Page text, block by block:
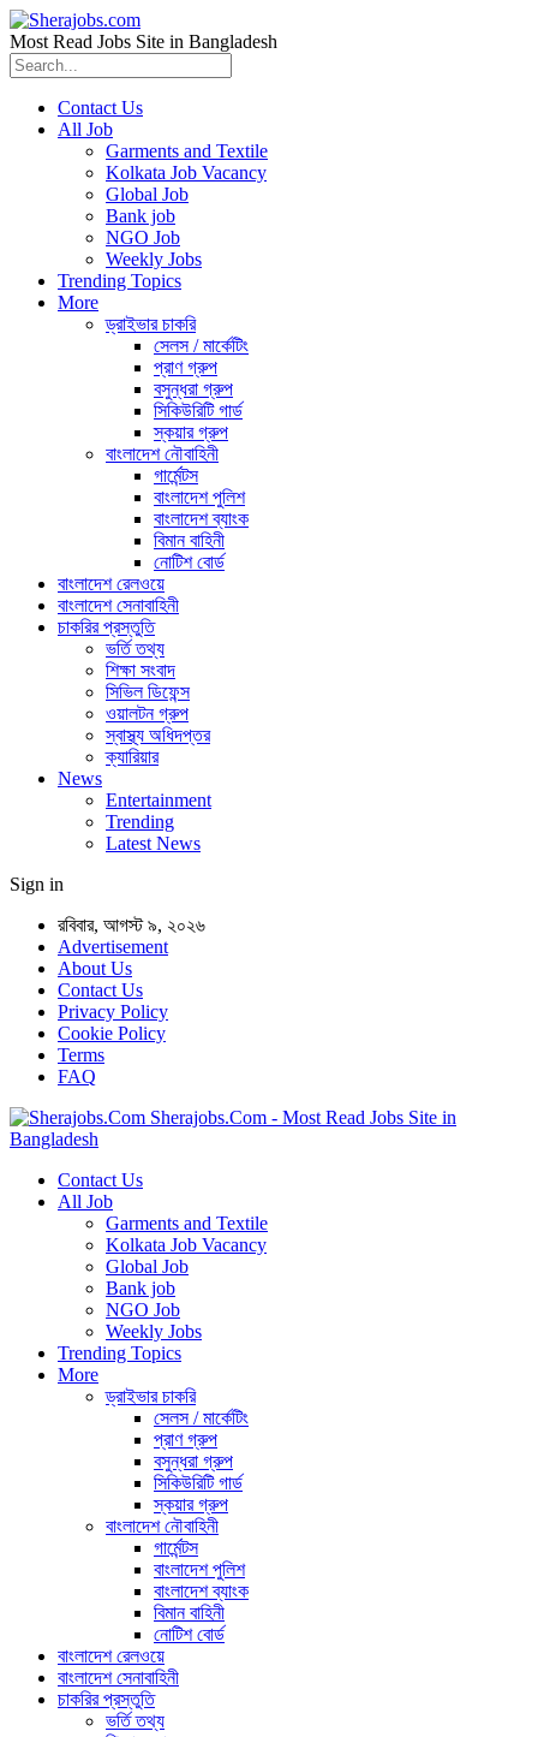
Most Read Jobs Site in Bangladesh
Contact Us
All Job
Garments and Textile
Kolkata Job Vacancy
Global Job
Bank job
NGO Job
Weekly Jobs
Trending Topics
More
ড্রাইভার চাকরি
সেলস / মার্কেটিং
প্রাণ গ্রুপ
বসুন্ধরা গ্রুপ
সিকিউরিটি গার্ড
স্কয়ার গ্রুপ
বাংলাদেশ নৌবাহিনী
গার্মেন্টস
বাংলাদেশ পুলিশ
বাংলাদেশ ব্যাংক
বিমান বাহিনী
নোটিশ বোর্ড
বাংলাদেশ রেলওয়ে
বাংলাদেশ সেনাবাহিনী
চাকরির প্রস্তুতি
ভর্তি তথ্য
শিক্ষা সংবাদ
সিভিল ডিফেন্স
ওয়ালটন গ্রুপ
স্বাস্থ্য অধিদপ্তর
ক্যারিয়ার
News
Entertainment
Trending
Latest News
Sign in
রবিবার, আগস্ট ৯, ২০২৬
Advertisement
About Us
Contact Us
Privacy Policy
Cookie Policy
Terms
FAQ
Sherajobs.Com - Most Read Jobs Site in
Bangladesh
Contact Us
All Job
Garments and Textile
Kolkata Job Vacancy
Global Job
Bank job
NGO Job
Weekly Jobs
Trending Topics
More
ড্রাইভার চাকরি
সেলস / মার্কেটিং
প্রাণ গ্রুপ
বসুন্ধরা গ্রুপ
সিকিউরিটি গার্ড
স্কয়ার গ্রুপ
বাংলাদেশ নৌবাহিনী
গার্মেন্টস
বাংলাদেশ পুলিশ
বাংলাদেশ ব্যাংক
বিমান বাহিনী
নোটিশ বোর্ড
বাংলাদেশ রেলওয়ে
বাংলাদেশ সেনাবাহিনী
চাকরির প্রস্তুতি
ভর্তি তথ্য